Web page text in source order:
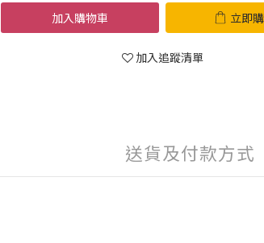
加入購物車 立即
加入追蹤清單
送貨及付款方式